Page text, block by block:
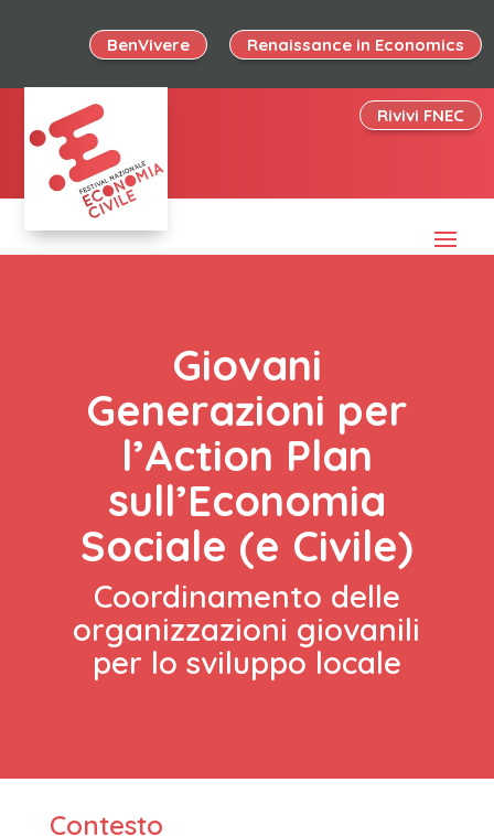
BenVivere Renaissance in Economics
Rivivi FNEC
Giovani
Generazioni per
l’Action Plan
sull’Economia
Sociale (e Civile)
Coordinamento delle
organizzazioni giovanili
per lo sviluppo locale
Contesto